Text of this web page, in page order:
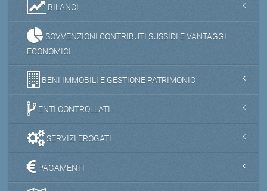
BILANCI
SOVVENZIONI CONTRIBUTI SUSSIDI E VANTAGGI
ECONOMICI
BENI IMMOBILI E GESTIONE PATRIMONIO
ENTI CONTROLLATI
SERVIZI EROGATI
PAGAMENTI